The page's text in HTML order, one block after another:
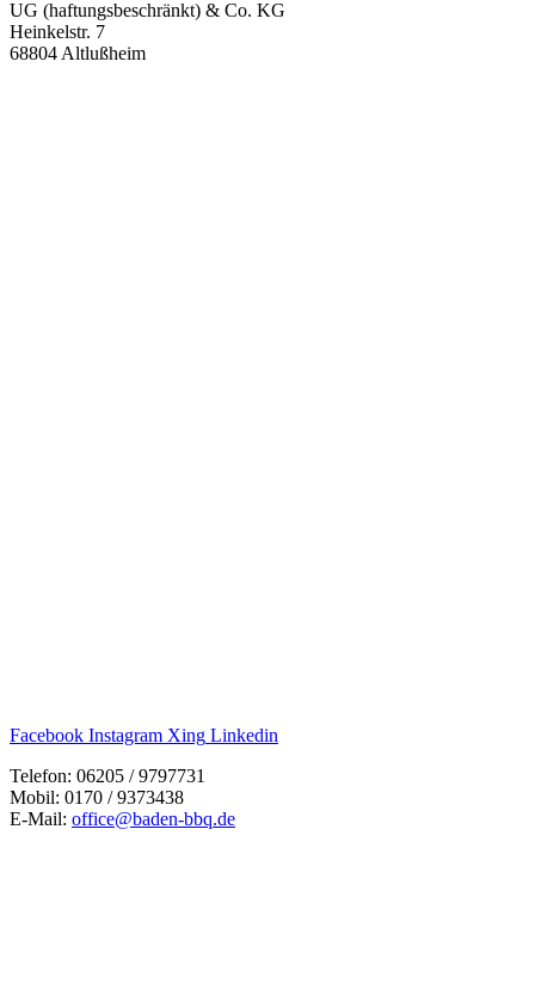
UG (haftungsbeschränkt) & Co. KG
Heinkelstr. 7
68804 Altlußheim
Facebook Instagram Xing Linkedin
Telefon: 06205 / 9797731
Mobil: 0170 / 9373438
E-Mail: office@baden-bbq.de